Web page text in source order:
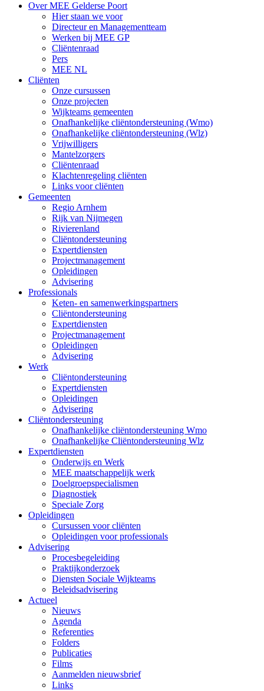
Over MEE Gelderse Poort
Hier staan we voor
Directeur en Managementteam
Werken bij MEE GP
Cliëntenraad
Pers
MEE NL
Cliënten
Onze cursussen
Onze projecten
Wijkteams gemeenten
Onafhankelijke cliëntondersteuning (Wmo)
Onafhankelijke cliëntondersteuning (Wlz)
Vrijwilligers
Mantelzorgers
Cliëntenraad
Klachtenregeling cliënten
Links voor cliënten
Gemeenten
Regio Arnhem
Rijk van Nijmegen
Rivierenland
Cliëntondersteuning
Expertdiensten
Projectmanagement
Opleidingen
Advisering
Professionals
Keten- en samenwerkingspartners
Cliëntondersteuning
Expertdiensten
Projectmanagement
Opleidingen
Advisering
Werk
Cliëntondersteuning
Expertdiensten
Opleidingen
Advisering
Cliëntondersteuning
Onafhankelijke cliëntondersteuning Wmo
Onafhankelijke Cliëntondersteuning Wlz
Expertdiensten
Onderwijs en Werk
MEE maatschappelijk werk
Doelgroepspecialismen
Diagnostiek
Speciale Zorg
Opleidingen
Cursussen voor cliënten
Opleidingen voor professionals
Advisering
Procesbegeleiding
Praktijkonderzoek
Diensten Sociale Wijkteams
Beleidsadvisering
Actueel
Nieuws
Agenda
Referenties
Folders
Publicaties
Films
Aanmelden nieuwsbrief
Links